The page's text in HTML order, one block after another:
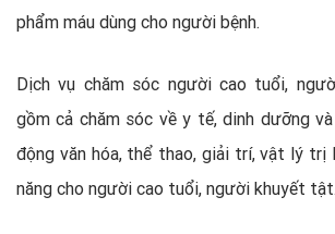
phẩm máu dùng cho người bệnh.
Dịch vụ chăm sóc người cao tuổi,
gồm cả chăm sóc về y tế, dinh dưỡng
động văn hóa, thể thao, giải trí, vật lý trị
năng cho người cao tuổi, người khuyết tật.